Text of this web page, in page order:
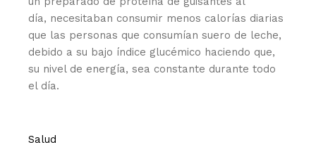
día, necesitaban consumir menos calorías diarias
que las personas que consumían suero de leche,
debido a su bajo índice glucémico haciendo que,
su nivel de energía, sea constante durante todo
el día.
Salud